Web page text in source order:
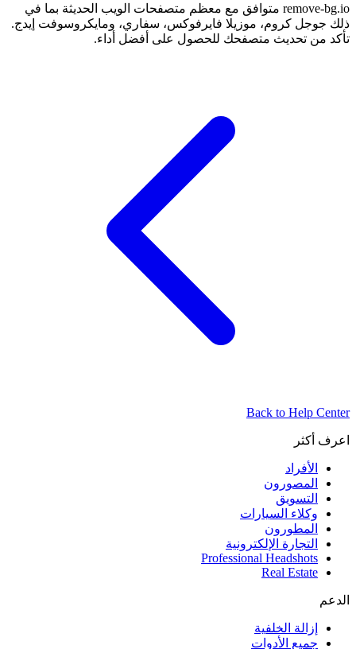
remove-bg.io متوافق مع معظم متصفحات الويب الحديثة بما في
ذلك جوجل كروم، موزيلا فايرفوكس، سفاري، ومايكروسوفت إيدج.
تأكد من تحديث متصفحك للحصول على أفضل أداء.
Back to Help Center
اعرف أكثر
الأفراد
المصورون
التسويق
وكلاء السيارات
المطورون
التجارة الإلكترونية
Professional Headshots
Real Estate
الدعم
إزالة الخلفية
جميع الأدوات